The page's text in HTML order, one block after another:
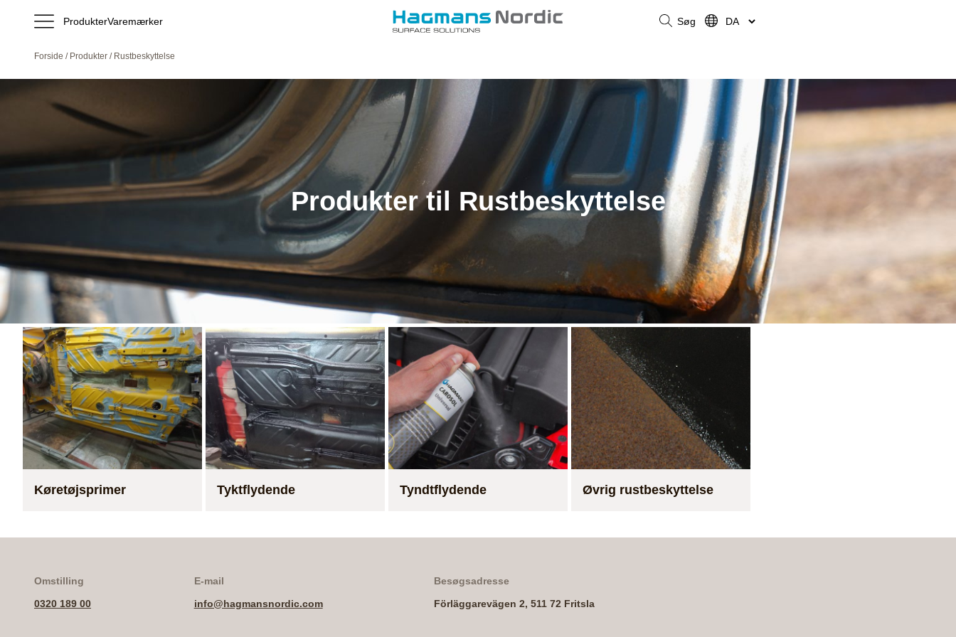
ProdukterVaremærker Søg
Forside / Produkter / Rustbeskyttelse
Produkter til Rustbeskyttelse
Køretøjsprimer Tyktflydende Tyndtflydende Øvrig rustbeskyttelse
Omstilling
0320 189 00
E-mail
info@hagmansnordic.com
Besøgsadresse
Förläggarevägen 2, 511 72 Fritsla